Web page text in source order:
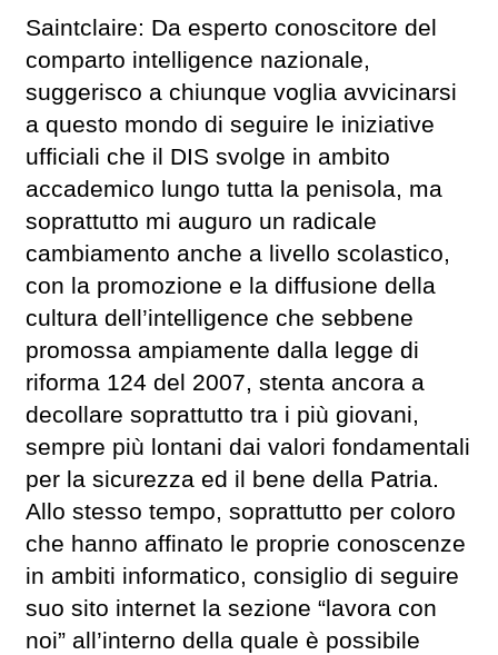
Saintclaire: Da esperto conoscitore del
comparto intelligence nazionale,
suggerisco a chiunque voglia avvicinarsi
a questo mondo di seguire le iniziative
ufficiali che il DIS svolge in ambito
accademico lungo tutta la penisola, ma
soprattutto mi auguro un radicale
cambiamento anche a livello scolastico,
con la promozione e la diffusione della
cultura dell’intelligence che sebbene
promossa ampiamente dalla legge di
riforma 124 del 2007, stenta ancora a
decollare soprattutto tra i più giovani,
sempre più lontani dai valori fondamentali
per la sicurezza ed il bene della Patria.
Allo stesso tempo, soprattutto per coloro
che hanno affinato le proprie conoscenze
in ambiti informatico, consiglio di seguire
suo sito internet la sezione “lavora con
noi” all’interno della quale è possibile